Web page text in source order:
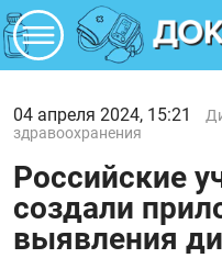
04 апреля 2024, 15:21
здравоохранения
Российские
создали
выявления